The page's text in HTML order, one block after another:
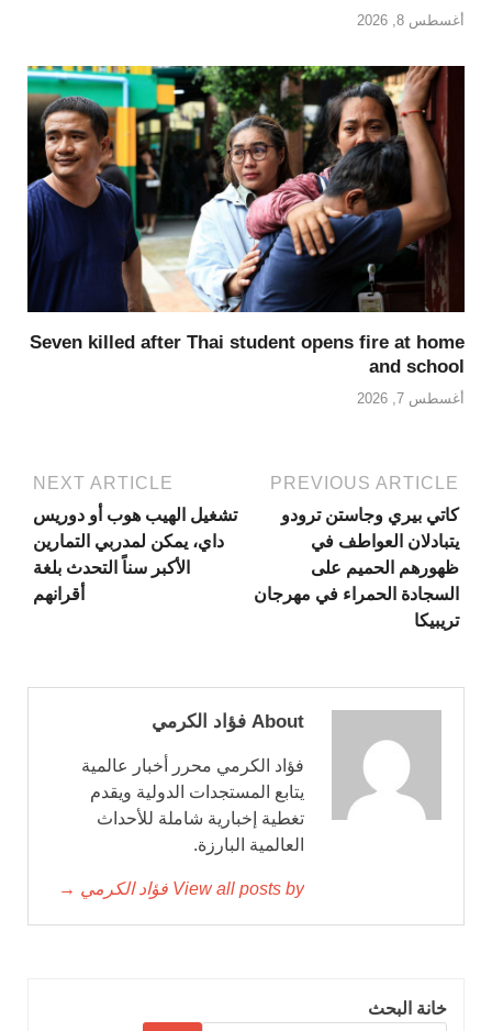
أغسطس 8, 2026
Seven killed after Thai student opens fire at home
and school
أغسطس 7, 2026
PREVIOUS ARTICLE
كاتي بيري وجاستن ترودو
يتبادلان العواطف في
ظهورهم الحميم على
السجادة الحمراء في مهرجان
تريبيكا
NEXT ARTICLE
تشغيل الهيب هوب أو دوريس
داي، يمكن لمدربي التمارين
الأكبر سناً التحدث بلغة
أقرانهم
About فؤاد الكرمي
فؤاد الكرمي محرر أخبار عالمية
يتابع المستجدات الدولية ويقدم
تغطية إخبارية شاملة للأحداث
العالمية البارزة.
View all posts by فؤاد الكرمي →
خانة البحث